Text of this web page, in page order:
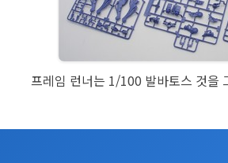
프레임 런너는 1/100 발바토스 것을